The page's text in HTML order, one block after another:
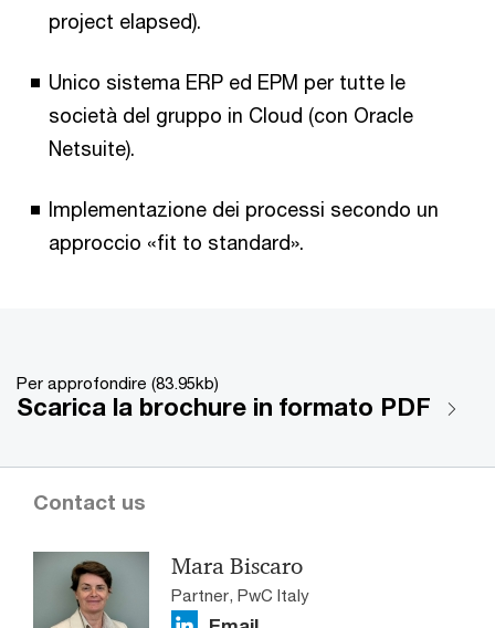
project elapsed).
Unico sistema ERP ed EPM per tutte le
società del gruppo in Cloud (con Oracle
Netsuite).
Implementazione dei processi secondo un
approccio «fit to standard».
Per approfondire (83.95kb)
Scarica la brochure in formato PDF
Contact us
Mara Biscaro
Partner, PwC Italy